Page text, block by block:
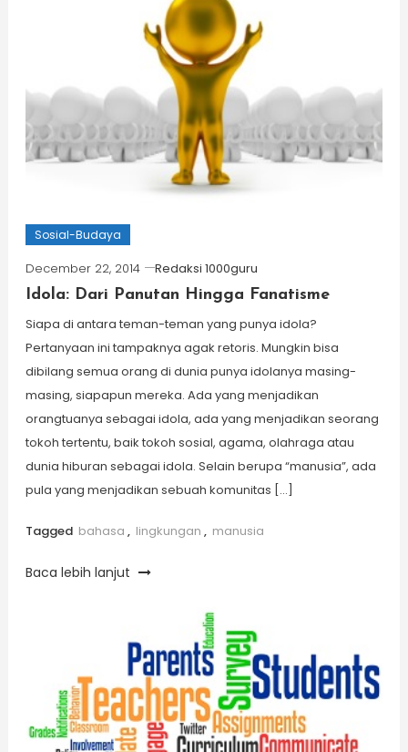
Sosial-Budaya
December 22, 2014
Redaksi 1000guru
Idola: Dari Panutan Hingga Fanatisme
Siapa di antara teman-teman yang punya idola?
Pertanyaan ini tampaknya agak retoris. Mungkin bisa
dibilang semua orang di dunia punya idolanya masing-
masing, siapapun mereka. Ada yang menjadikan
orangtuanya sebagai idola, ada yang menjadikan seorang
tokoh tertentu, baik tokoh sosial, agama, olahraga atau
dunia hiburan sebagai idola. Selain berupa “manusia”, ada
pula yang menjadikan sebuah komunitas […]
Tagged bahasa , lingkungan , manusia
Baca lebih lanjut